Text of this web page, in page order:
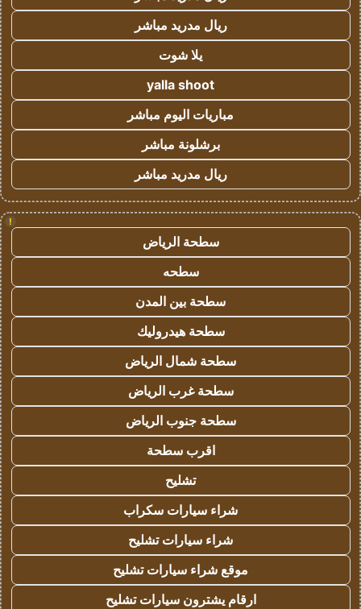
ريال مدريد مباشر
يلا شوت
yalla shoot
مباريات اليوم مباشر
برشلونة مباشر
ريال مدريد مباشر
!
سطحة الرياض
سطحه
سطحة بين المدن
سطحة هيدروليك
سطحة شمال الرياض
سطحة غرب الرياض
سطحة جنوب الرياض
اقرب سطحة
تشليح
شراء سيارات سكراب
شراء سيارات تشليح
موقع شراء سيارات تشليح
ارقام يشترون سيارات تشليح